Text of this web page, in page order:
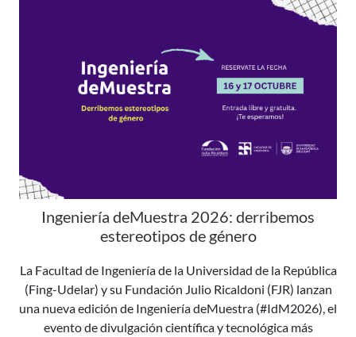
Ingeniería deMuestra 2026: derribemos
estereotipos de género
La Facultad de Ingeniería de la Universidad de la República
(Fing-Udelar) y su Fundación Julio Ricaldoni (FJR) lanzan
una nueva edición de Ingeniería deMuestra (#IdM2026), el
evento de divulgación científica y tecnológica más